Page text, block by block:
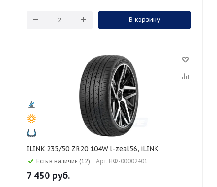
В корзину
ILINK 235/50 ZR20 104W l-zeal56, iLINK
Есть в наличии (12) Арт: НФ-00002401
7 450 руб.